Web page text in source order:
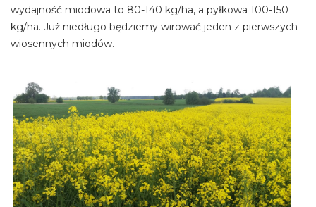
wydajność miodowa to 80-140 kg/ha, a pyłkowa 100-150
kg/ha. Już niedługo będziemy wirować jeden z pierwszych
wiosennych miodów.